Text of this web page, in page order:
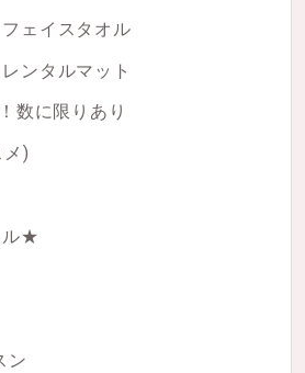
イスタオル
ンタルマット
数に限りあり
)
ル★
ン